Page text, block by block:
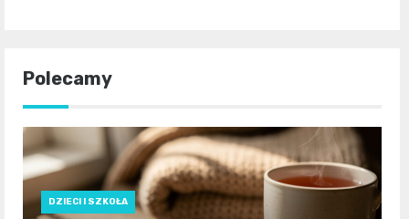
Polecamy
DZIECI I SZKOŁA